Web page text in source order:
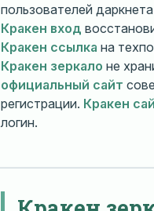
пользователей
Кракен вход
Кракен ссылка на
Кракен зеркало не
официальный сайт
регистрации. Кракен
логин.